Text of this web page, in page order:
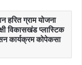
हरित ग्राम योजना
विकासखंड प्लास्टिक
कार्यक्रम कोपेकसा